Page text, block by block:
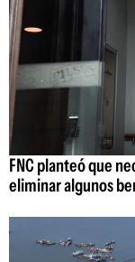
FNC planteó que
eliminar algunos